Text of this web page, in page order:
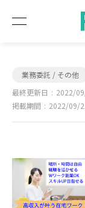
業務委託 / その他
最終更新日
2022/
掲載期間
2022/09/